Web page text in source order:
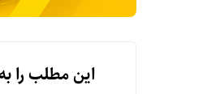
این مطلب را